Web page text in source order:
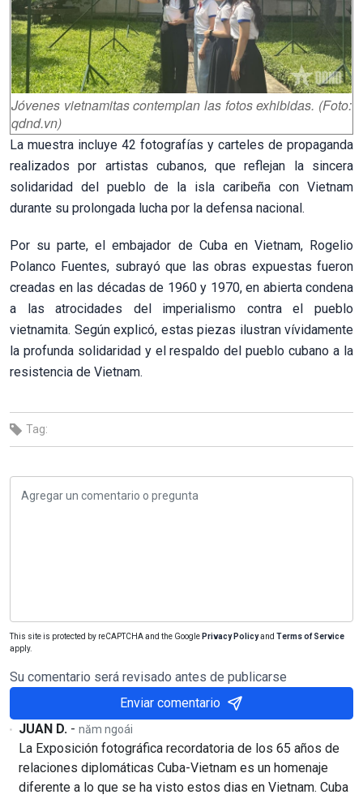
Jóvenes vietnamitas contemplan las fotos exhibidas. (Foto:
qdnd.vn)
La muestra incluye 42 fotografías y carteles de propaganda
realizados por artistas cubanos, que reflejan la sincera
solidaridad del pueblo de la isla caribeña con Vietnam
durante su prolongada lucha por la defensa nacional.
Por su parte, el embajador de Cuba en Vietnam, Rogelio
Polanco Fuentes, subrayó que las obras expuestas fueron
creadas en las décadas de 1960 y 1970, en abierta condena
a las atrocidades del imperialismo contra el pueblo
vietnamita. Según explicó, estas piezas ilustran vívidamente
la profunda solidaridad y el respaldo del pueblo cubano a la
resistencia de Vietnam.
Tag:
This site is protected by reCAPTCHA and the Google Privacy Policyand Terms of Service
apply.
Su comentario será revisado antes de publicarse
Enviar comentario
JUAN D. -năm ngoái
La Exposición fotográfica recordatoria de los 65 años de
relaciones diplomáticas Cuba-Vietnam es un homenaje
diferente a lo que se ha visto estos dias en Vietnam. Cuba